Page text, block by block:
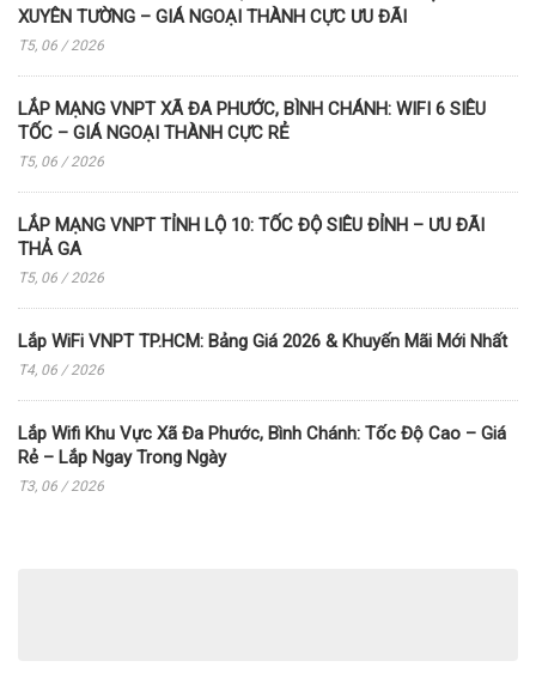
XUYÊN TƯỜNG – GIÁ NGOẠI THÀNH CỰC ƯU ĐÃI
T5, 06 / 2026
LẮP MẠNG VNPT XÃ ĐA PHƯỚC, BÌNH CHÁNH: WIFI 6 SIÊU
TỐC – GIÁ NGOẠI THÀNH CỰC RẺ
T5, 06 / 2026
LẮP MẠNG VNPT TỈNH LỘ 10: TỐC ĐỘ SIÊU ĐỈNH – ƯU ĐÃI
THẢ GA
T5, 06 / 2026
Lắp WiFi VNPT TP.HCM: Bảng Giá 2026 & Khuyến Mãi Mới Nhất
T4, 06 / 2026
Lắp Wifi Khu Vực Xã Đa Phước, Bình Chánh: Tốc Độ Cao – Giá
Rẻ – Lắp Ngay Trong Ngày
T3, 06 / 2026